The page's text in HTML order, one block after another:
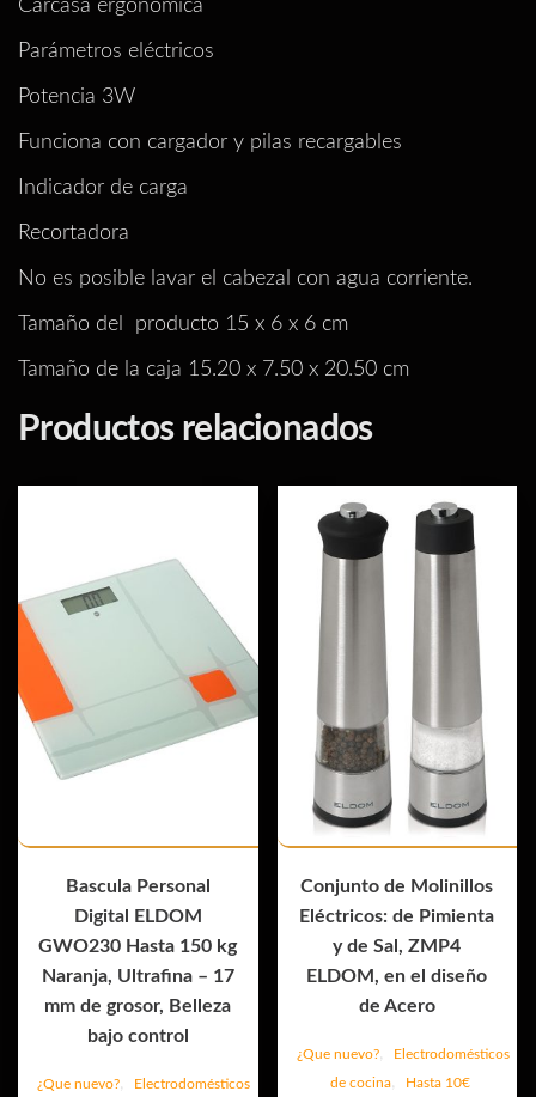
Carcasa ergonómica
Parámetros eléctricos
Potencia 3W
Funciona con cargador y pilas recargables
Indicador de carga
Recortadora
No es posible lavar el cabezal con agua corriente.
Tamaño del producto 15 x 6 x 6 cm
Tamaño de la caja 15.20 x 7.50 x 20.50 cm
Productos relacionados
Bascula Personal
Digital ELDOM
GWO230 Hasta 150 kg
Naranja, Ultrafina – 17
mm de grosor, Belleza
bajo control
¿Que nuevo?,
Electrodomésticos
Conjunto de Molinillos
Eléctricos: de Pimienta
y de Sal, ZMP4
ELDOM, en el diseño
de Acero
¿Que nuevo?,
Electrodomésticos
de cocina, Hasta 10€